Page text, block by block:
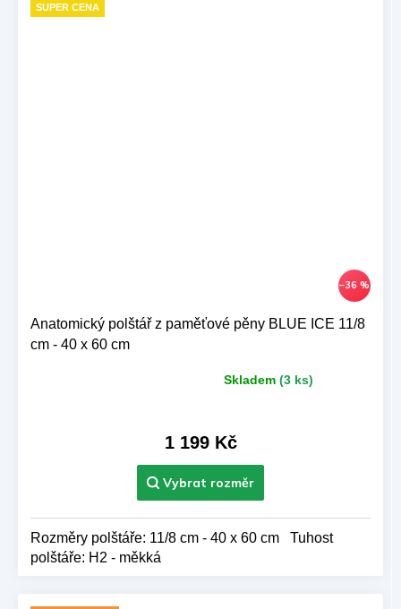
SUPER CENA
–36 %
Anatomický polštář z paměťové pěny BLUE ICE 11/8
cm - 40 x 60 cm
Skladem (3 ks)
1 199 Kč
Rozměry polštáře: 11/8 cm - 40 x 60 cm Tuhost
polštáře: H2 - měkká